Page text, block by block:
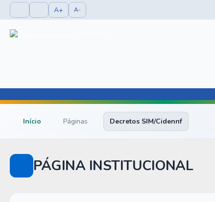
A+ A-
Início Páginas Decretos SIM/Cidennf
PÁGINA INSTITUCIONAL